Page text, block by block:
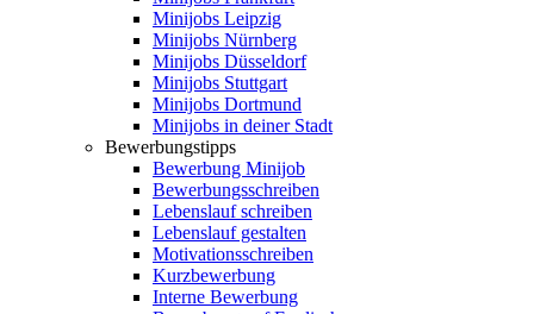
Minijobs Leipzig
Minijobs Nürnberg
Minijobs Düsseldorf
Minijobs Stuttgart
Minijobs Dortmund
Minijobs in deiner Stadt
Bewerbungstipps
Bewerbung Minijob
Bewerbungsschreiben
Lebenslauf schreiben
Lebenslauf gestalten
Motivationsschreiben
Kurzbewerbung
Interne Bewerbung